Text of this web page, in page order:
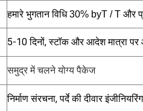
हमारे भुगतान विधि 30% byT / T
5-10 दिनों, स्टॉक और आदेश मात्रा पर
समुद्र में चलने योग्य पैकेज
निर्माण संरचना, पर्दे की दीवार